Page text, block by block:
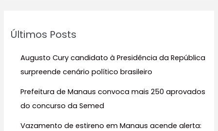
iÚltimos Posts
Augusto Cury candidato à Presidência da República
surpreende cenário político brasileiro
Prefeitura de Manaus convoca mais 250 aprovados
do concurso da Semed
Vazamento de estireno em Manaus acende alerta: